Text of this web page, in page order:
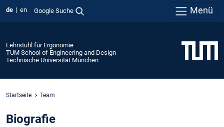
de en Google Suche Menü
Lehrstuhl für Ergonomie
TUM School of Engineering and Design
Technische Universität München
Startseite Team
Biografie